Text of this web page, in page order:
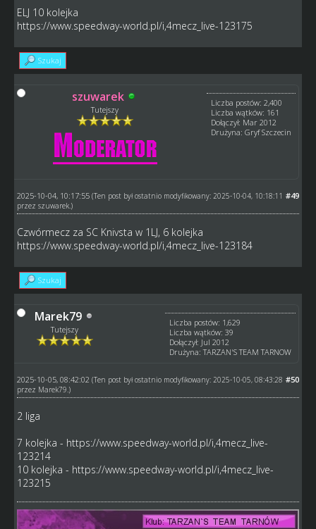
ELJ 10 kolejka
https://www.speedway-world.pl/i,4mecz_live-123175
Szukaj
szuwarek
Tutejszy
Liczba postów: 2,400
Liczba wątków: 161
Dołączył: Mar 2012
Drużyna: Gryf Szczecin
#49
2025-10-04, 10:17:55 (Ten post był ostatnio modyfikowany: 2025-10-04, 10:18:11
przez szuwarek.)
Czwórmecz za SC Knivsta w 1LJ, 6 kolejka
https://www.speedway-world.pl/i,4mecz_live-123184
Szukaj
Marek79
Tutejszy
Liczba postów: 1,629
Liczba wątków: 39
Dołączył: Jul 2012
Drużyna: TARZAN'S TEAM TARNOW
#50
2025-10-05, 08:42:02 (Ten post był ostatnio modyfikowany: 2025-10-05, 08:43:28
przez Marek79 .)
2 liga
7 kolejka - https://www.speedway-world.pl/i,4mecz_live-
123214
10 kolejka - https://www.speedway-world.pl/i,4mecz_live-
123215